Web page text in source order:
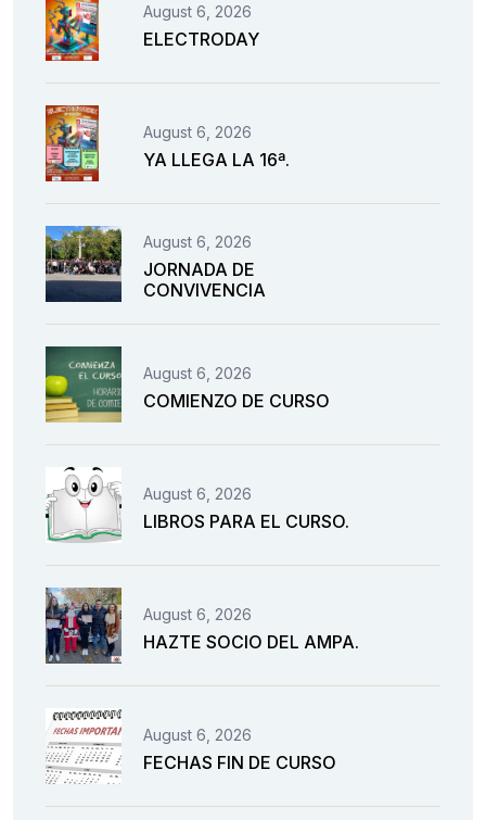
August 6, 2026
ELECTRODAY
August 6, 2026
YA LLEGA LA 16ª.
August 6, 2026
JORNADA DE
CONVIVENCIA
August 6, 2026
COMIENZO DE CURSO
August 6, 2026
LIBROS PARA EL CURSO.
August 6, 2026
HAZTE SOCIO DEL AMPA.
August 6, 2026
FECHAS FIN DE CURSO